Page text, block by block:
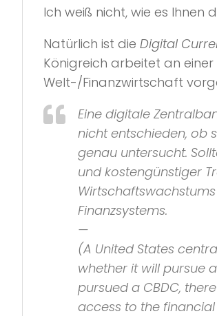
Ich weiß nicht, wie es
Natürlich ist die Digital
Königreich arbeitet an
Welt-/Finanzwirtschaft
Eine digitale
nicht entschieden, ob
genau untersucht.
und kostengünstiger
Finanzsystems.
—
(A United States
whether it will pursue
pursued a CBDC,
access to the